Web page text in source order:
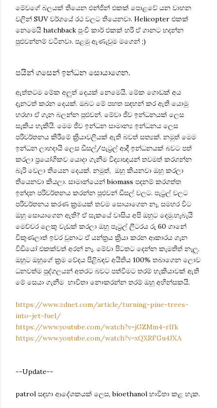
මේවගේ බලයක් තියෙන එන්ජින් එකක් පොළවේ යන වාහන
වලින් SUV වර්ගයේ රථ වලට තියෙනවා. Helicopter එකක්
නෙමෙයි hatchback පුංචි කාර් එකක් හරි ඒ ගානට හදන්න
පුළුවන්නම් වටිනවා. පළමු ඇණැවුම මගෙන් ;)
පයින් ගසෙන් ඉන්ධන සොයාගෙන.
ඇත්තටම මේක අලුත් දෙයක් නෙමෙයි. මේක ගොඩක් අය
දැනටත් කරන දෙයක්. ඔබට මේ පහත සඳහන් කර ඇති යොමු
හරහා ඒ ගැන බලන්න පුළුවන්. මේවා ජීව ඉන්ධනයක් ලෙස
සැකිය හැකියි. මෙම ජීව ඉන්ධන සාමාන්‍ය ඉන්ධනය ලෙස
පරිවර්තනය කිරීමේ ක්‍රියාවලියක් ඇති බවත් සත්‍යක්. නමුත් මෙම
ඉන්ධන ලාභදායි ලෙස ඩීසල්/පැට්‍රල් ආදී ඉන්ධනයක් බවට පත්
කරලා ප්‍රයෝගිකව යොදා ගැනීම විද්‍යාඥයන් තවමත් කරගන්න
බැරි වෙලා තියෙන දෙයක්. නමුත්, ඔහු කියනවා ඔහු කරලා
තියෙනවා කියලා. සාමාන්යෙන් biomass පදනම් කරගත්ත
ඉන්දන පරිවර්තනය කරන්න පුළුවන් ඩීසල් වලට. පැට්‍රල් වලට
පරිවර්තනය කරණ ක්‍රමයක් තවම සොයාගෙන නෑ, සමහර විට
ඔහු සොයාගෙන ඇති? ඒ සැකයේ වාසිය අපි ඔහුට දෙමු.හැබැයි
මෙච්චර ලෙකු වැඩක් කරලා ඔහු පැට්‍රල් ලීටරය රු 60 ගානේ
විකුණලාත් ඉවර වුනාට ඒ යන්ත්‍රය ක්‍රියා කරන ආකාරය ගැන
විඩියෝ එකක්වත් අරන් නෑ. මේවා පිටතට දෙන්න කැමතිත් නෑලු.
ඔහුට ඔහුගේ ක්‍රම වේදය පිළිබඳව අයිතිය 100% තබාගෙන ලොව
ධනවත්ම පුද්ගලයන් අතරට බවට පත්වීමට තරම් හැකියාවක් ඇති
මේ සෙයා ගැනීම භාවිතා නොකරන්න තරම් ඔහු අහින්සකයි.
https://www.zdnet.com/article/turning-pine-trees-
into-jet-fuel/
https://www.youtube.com/watch?v=jGZMm4-rIfk
https://www.youtube.com/watch?v=xQXRFGu4JXA
--Update--
patrol සඳහා ආදේශකයක් ලෙස, bioethanol භාවිතා කළ හැක.